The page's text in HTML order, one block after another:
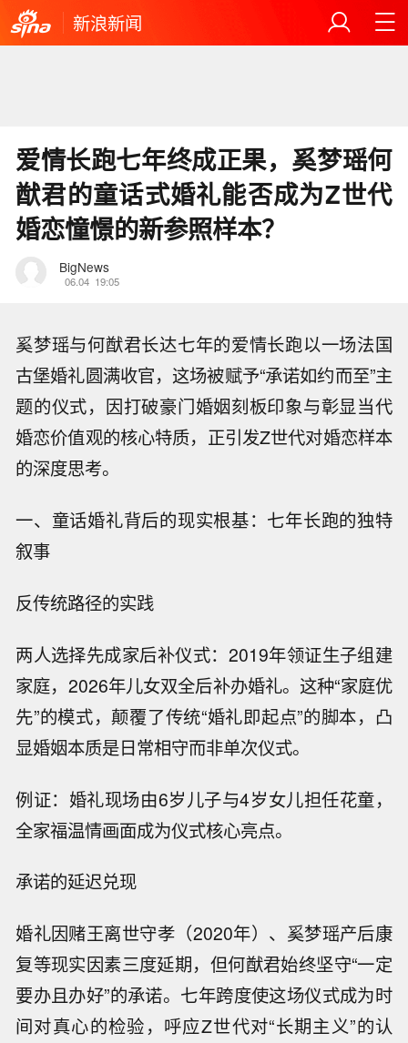
新浪新闻
爱情长跑七年终成正果，奚梦瑶何
猷君的童话式婚礼能否成为Z世代
婚恋憧憬的新参照样本？
BigNews
06.04 19:05
奚梦瑶与何猷君长达七年的爱情长跑以一场法国
古堡婚礼圆满收官，这场被赋予“承诺如约而至”主
题的仪式，因打破豪门婚姻刻板印象与彰显当代
婚恋价值观的核心特质，正引发Z世代对婚恋样本
的深度思考。
一、童话婚礼背后的现实根基：七年长跑的独特
叙事
反传统路径的实践
两人选择先成家后补仪式：2019年领证生子组建
家庭，2026年儿女双全后补办婚礼。这种“家庭优
先”的模式，颠覆了传统“婚礼即起点”的脚本，凸
显婚姻本质是日常相守而非单次仪式。
例证：婚礼现场由6岁儿子与4岁女儿担任花童，
全家福温情画面成为仪式核心亮点。
承诺的延迟兑现
婚礼因赌王离世守孝（2020年）、奚梦瑶产后康
复等现实因素三度延期，但何猷君始终坚守“一定
要办且办好”的承诺。七年跨度使这场仪式成为时
间对真心的检验，呼应Z世代对“长期主义”的认